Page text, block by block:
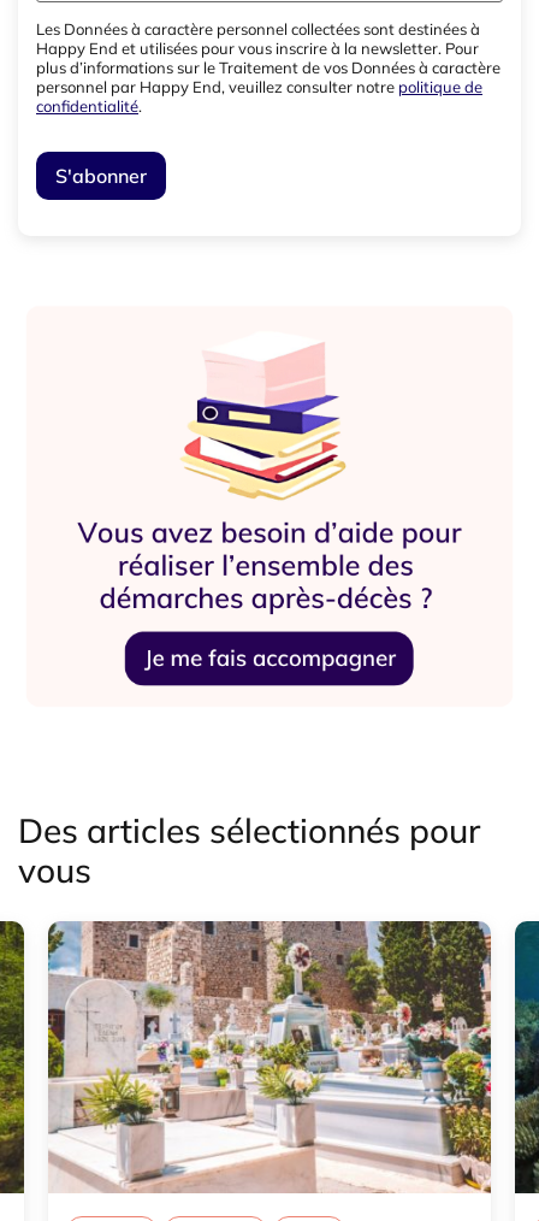
Les Données à caractère personnel collectées sont destinées à
Happy End et utilisées pour vous inscrire à la newsletter. Pour
plus d’informations sur le Traitement de vos Données à caractère
personnel par Happy End, veuillez consulter notre politique de
confidentialité.
Des articles sélectionnés pour
vous